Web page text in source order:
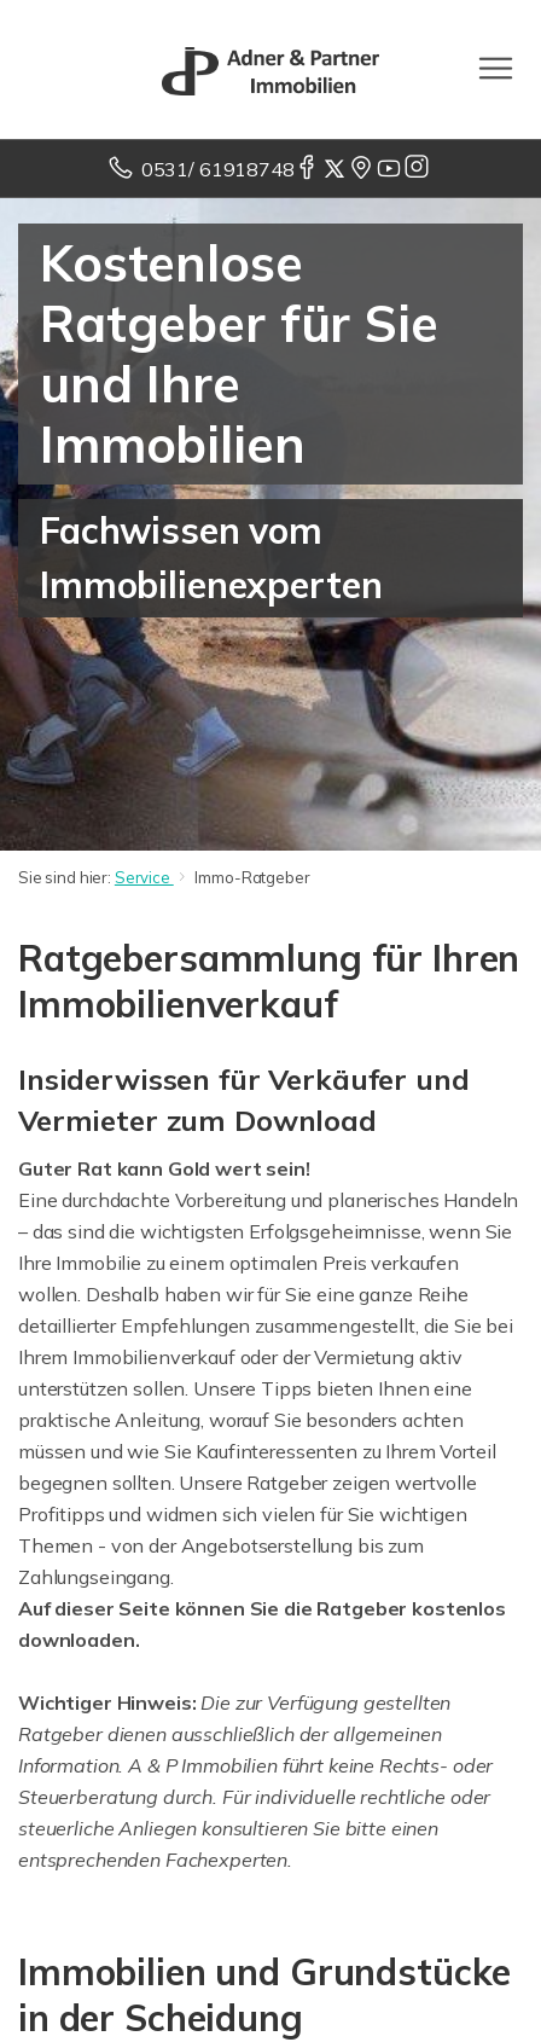
0531/ 61918748
Kostenlose
Ratgeber für Sie
und Ihre
Immobilien
Fachwissen vom
Immobilienexperten
Sie sind hier: Service Immo-Ratgeber
Ratgebersammlung für Ihren
Immobilienverkauf
Insiderwissen für Verkäufer und
Vermieter zum Download
Guter Rat kann Gold wert sein!
Eine durchdachte Vorbereitung und planerisches Handeln
– das sind die wichtigsten Erfolgsgeheimnisse, wenn Sie
Ihre Immobilie zu einem optimalen Preis verkaufen
wollen. Deshalb haben wir für Sie eine ganze Reihe
detaillierter Empfehlungen zusammengestellt, die Sie bei
Ihrem Immobilienverkauf oder der Vermietung aktiv
unterstützen sollen. Unsere Tipps bieten Ihnen eine
praktische Anleitung, worauf Sie besonders achten
müssen und wie Sie Kaufinteressenten zu Ihrem Vorteil
begegnen sollten. Unsere Ratgeber zeigen wertvolle
Profitipps und widmen sich vielen für Sie wichtigen
Themen - von der Angebotserstellung bis zum
Zahlungseingang.
Auf dieser Seite können Sie die Ratgeber kostenlos
downloaden.
Wichtiger Hinweis: Die zur Verfügung gestellten
Ratgeber dienen ausschließlich der allgemeinen
Information. A & P Immobilien führt keine Rechts- oder
Steuerberatung durch. Für individuelle rechtliche oder
steuerliche Anliegen konsultieren Sie bitte einen
entsprechenden Fachexperten.
Immobilien und Grundstücke
in der Scheidung